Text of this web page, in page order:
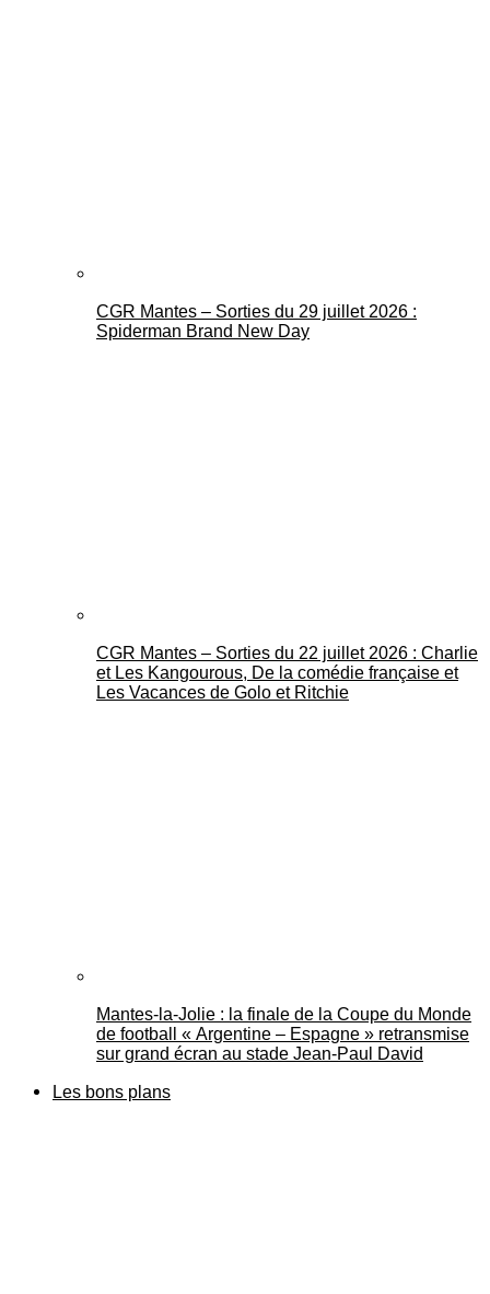
CGR Mantes – Sorties du 29 juillet 2026 :
Spiderman Brand New Day
CGR Mantes – Sorties du 22 juillet 2026 : Charlie
et Les Kangourous, De la comédie française et
Les Vacances de Golo et Ritchie
Mantes-la-Jolie : la finale de la Coupe du Monde
de football « Argentine – Espagne » retransmise
sur grand écran au stade Jean-Paul David
Les bons plans